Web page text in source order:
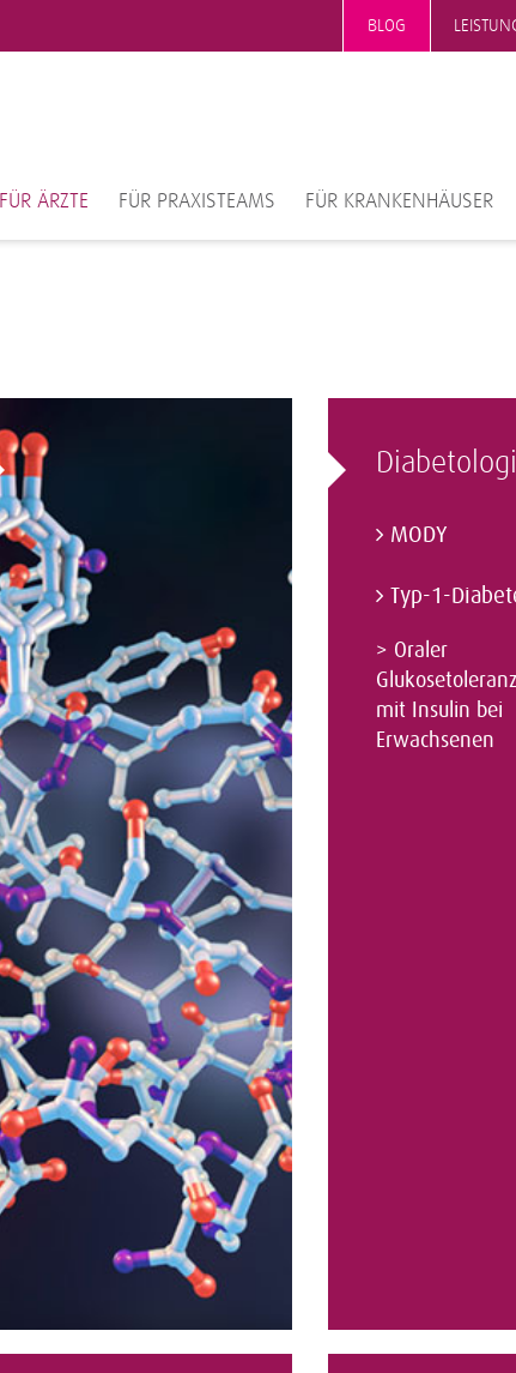
BLOG
FÜR ÄRZTE FÜR PRAXISTEAMS FÜR KRANKENHÄUSER
MODY
Typ-1-
> Oraler
mit Insulin bei
Erwachsenen